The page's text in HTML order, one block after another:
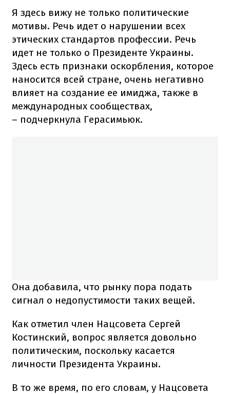
Я здесь вижу не только политические
мотивы. Речь идет о нарушении всех
этических стандартов профессии. Речь
идет не только о Президенте Украины.
Здесь есть признаки оскорбления, которое
наносится всей стране, очень негативно
влияет на создание ее имиджа, также в
международных сообществах,
– подчеркнула Герасимьюк.
Она добавила, что рынку пора подать
сигнал о недопустимости таких вещей.
Как отметил член Нацсовета Сергей
Костинский, вопрос является довольно
политическим, поскольку касается
личности Президента Украины.
В то же время, по его словам, у Нацсовета